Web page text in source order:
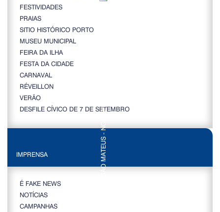
FESTIVIDADES
PRAIAS
SITIO HISTÓRICO PORTO
MUSEU MUNICIPAL
FEIRA DA ILHA
FESTA DA CIDADE
CARNAVAL
RÉVEILLON
VERÃO
DESFILE CÍVICO DE 7 DE SETEMBRO
IMPRENSA
É FAKE NEWS
NOTÍCIAS
CAMPANHAS